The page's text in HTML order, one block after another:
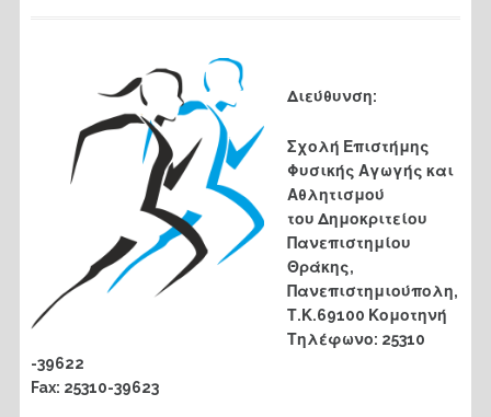
Διεύθυνση:
Σχολή Επιστήμης
Φυσικής Αγωγής και
Αθλητισμού
του Δημοκριτείου
Πανεπιστημίου
Θράκης,
Πανεπιστημιούπολη,
Τ.Κ.69100 Κομοτηνή
Τηλέφωνο: 25310
-39622
Fax: 25310-39623